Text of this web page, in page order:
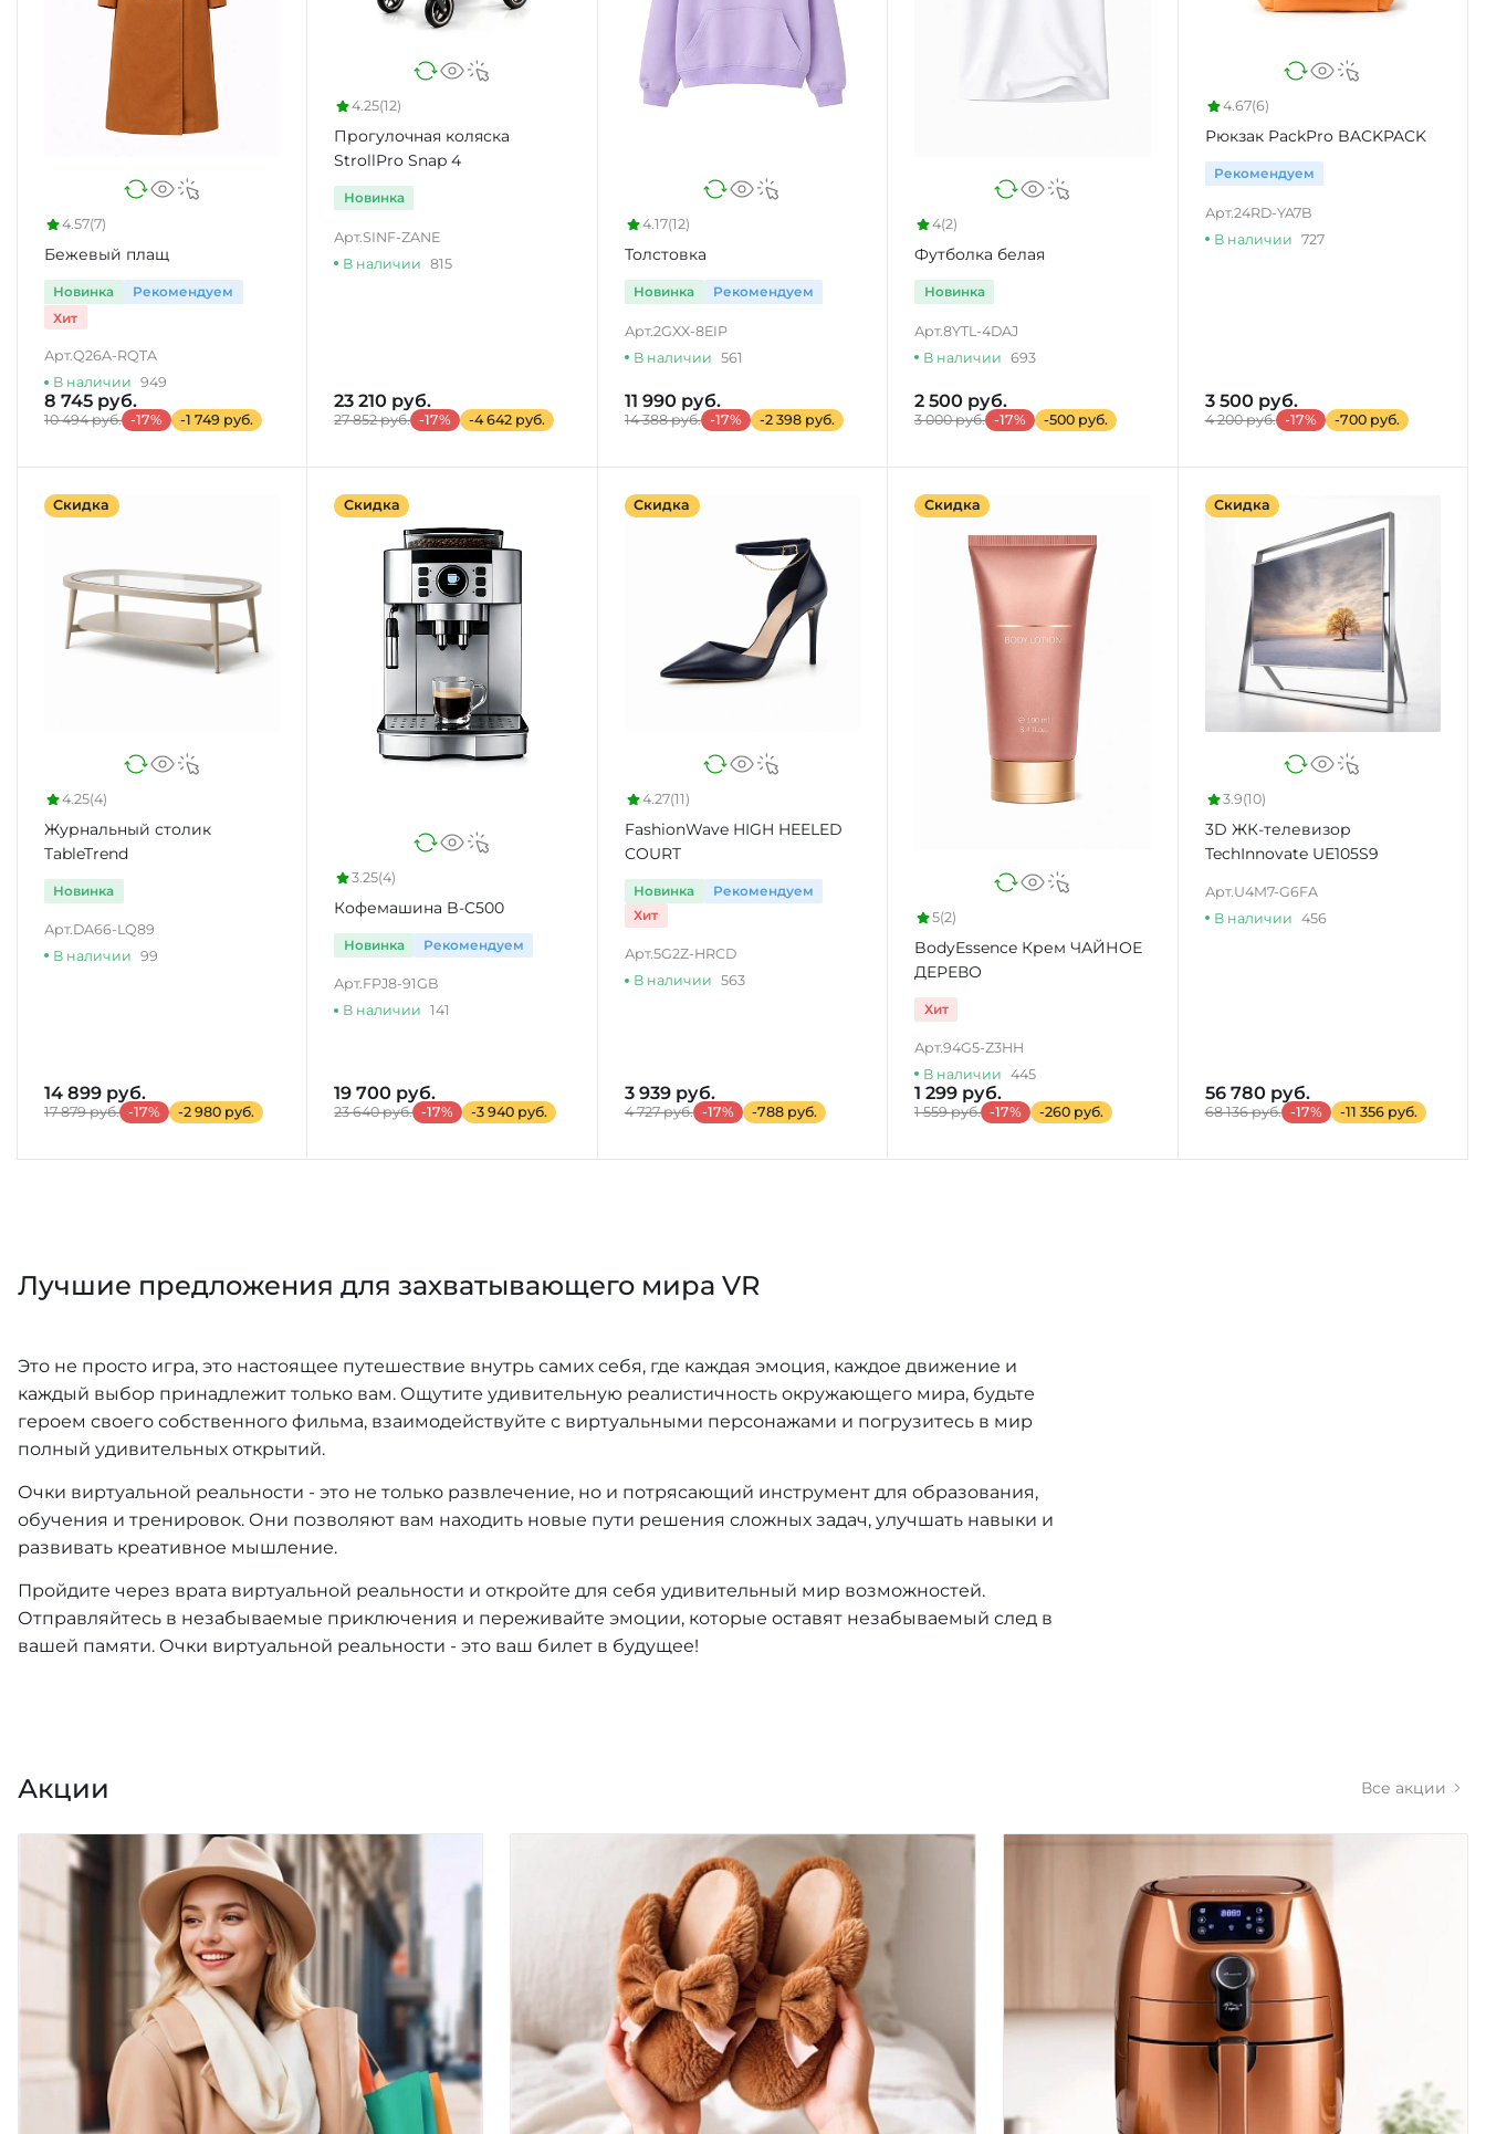
4.57(7)
Бежевый плащ
Новинка
Рекомендуем
Хит
Арт.Q26A-RQTA
В наличии 949
8 745 руб.
10 494 руб. -17% -1 749 руб.
4.25(12)
Прогулочная коляска
StrollPro Snap 4
Новинка
Арт. SINF-ZANE
В наличии
815
23 210 руб.
27 852 руб. -17% -4 642 руб.
4.17(12)
Толстовка
Новинка Рекомендуем
Арт.2GXX-8EIP
В наличии 561
11 990 руб.
14 388 руб. -17% -2 398 руб.
4(2)
Футболка белая
Новинка
Арт.8YTL-4DAJ
В наличии
693
2 500 руб.
3 000 руб. -17% -500 руб.
4.67(6)
Рюкзак PackPro BACKPACK
Рекомендуем
Арт.24RD-YA7B
В наличии 727
3 500 руб.
4 200 руб. -17% -700 руб.
Скидка
4.25(4)
Журнальный столик
TableTrend
Новинка
Арт. DA66-LQ89
В наличии 99
14 899 руб.
17 879 руб. -17% -2 980 руб.
Скидка
3.25(4)
Кофемашина B-C500
Новинка Рекомендуем
Арт.FPJ8-91GB
В наличии
141
19 700 руб.
23 640 руб. -17% -3 940 руб.
Скидка
4.27(11)
FashionWave HIGH HEELED
COURT
Новинка
Рекомендуем
Хит
Арт.5G2Z-HRCD
В наличии 563
3 939 руб.
4 727 руб. -17% -788 руб.
Скидка
5(2)
BodyEssence Крем ЧАЙНОЕ
ДЕРЕВО
Хит
Арт.94G5-Z3HH
В наличии
445
1 299 руб.
1 559 руб. -17% -260 руб.
Скидка
3.9(10)
3D ЖК-телевизор
TechInnovate UE105S9
Арт. U4M7-G6FA
В наличии 456
56 780 руб.
68 136 руб. -17% -11 356 руб.
Лучшие предложения для захватывающего мира VR
Это не просто игра, это настоящее путешествие внутрь самих себя, где каждая эмоция, каждое движение и
каждый выбор принадлежит только вам. Ощутите удивительную реалистичность окружающего мира, будьте
героем своего собственного фильма, взаимодействуйте с виртуальными персонажами и погрузитесь в мир
полный удивительных открытий.
Очки виртуальной реальности - это не только развлечение, но и потрясающий инструмент для образования,
обучения и тренировок. Они позволяют вам находить новые пути решения сложных задач, улучшать навыки и
развивать креативное мышление.
Пройдите через врата виртуальной реальности и откройте для себя удивительный мир возможностей.
Отправляйтесь в незабываемые приключения и переживайте эмоции, которые оставят незабываемый след в
вашей памяти. Очки виртуальной реальности - это ваш билет в будущее!
Акции Все акции